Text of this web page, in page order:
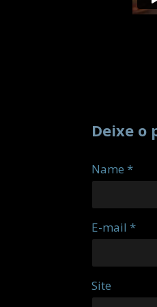
Deixe o
Name *
E-mail *
Site